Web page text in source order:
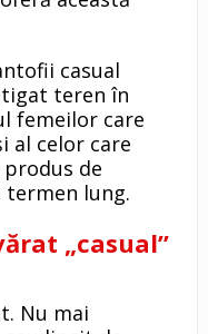
casual
teren în
femeilor care
al celor care
de
termen lung.
„casual”
Nu mai